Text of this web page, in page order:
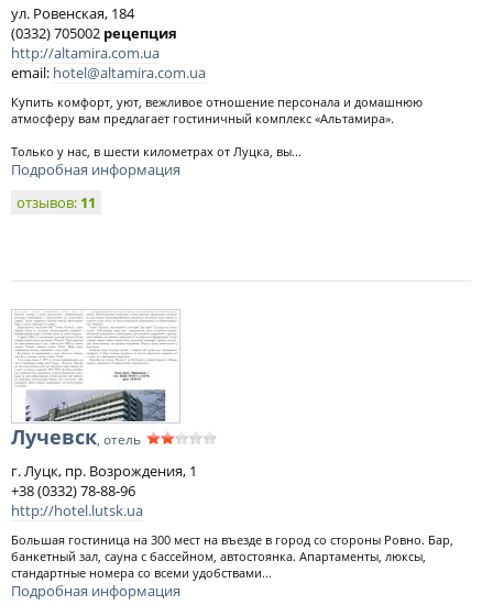
ул. Ровенская, 184
(0332) 705002 рецепция
http://altamira.com.ua
email: hotel@altamira.com.ua
Купить комфорт, уют, вежливое отношение персонала и домашнюю
атмосферу вам предлагает гостиничный комплекс «Альтамира».
Только у нас, в шести километрах от Луцка, вы...
Подробная информация
отзывов: 11
Лучевск, отель
г. Луцк, пр. Возрождения, 1
+38 (0332) 78-88-96
http://hotel.lutsk.ua
Большая гостиница на 300 мест на въезде в город со стороны Ровно. Бар,
банкетный зал, сауна с бассейном, автостоянка. Апартаменты, люксы,
стандартные номера со всеми удобствами...
Подробная информация